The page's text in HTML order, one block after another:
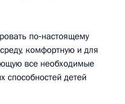
по‑настоящему
комфортную и для
все необходимые
способностей детей